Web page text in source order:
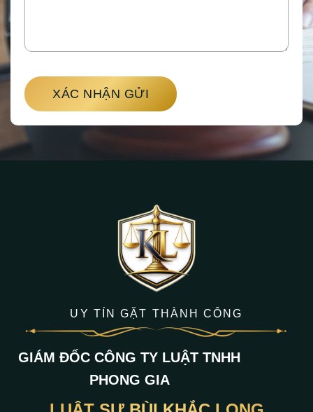
XÁC NHẬN GỬI
UY TÍN GẶT THÀNH CÔNG
GIÁM ĐỐC CÔNG TY LUẬT TNHH
PHONG GIA